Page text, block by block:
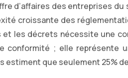
d’affaires des entreprises
croissante des
les décrets nécessite une
conformité ; elle
estiment que seulement 25%